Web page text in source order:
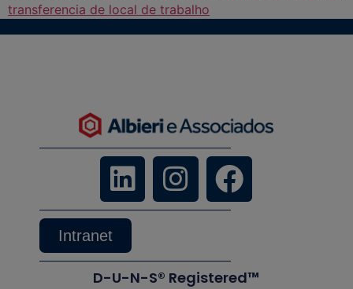
transferencia de local de trabalho
Intranet
D-U-N-S® Registered™